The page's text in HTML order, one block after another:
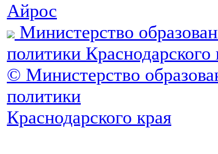
Айрос
Министерство
политики Краснодарского
© Министерство
политики
Краснодарского края